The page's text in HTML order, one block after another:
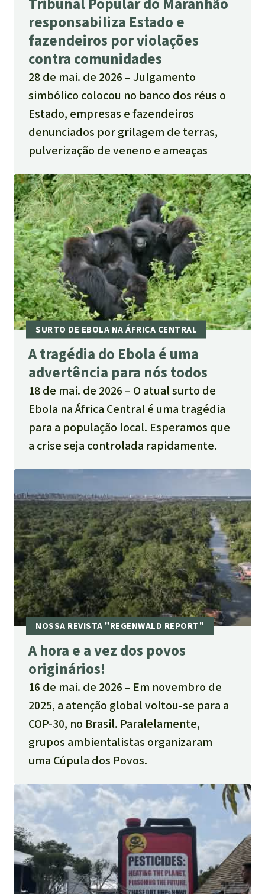
responsabiliza Estado e
fazendeiros por violações
contra comunidades
28 de mai. de 2026
Julgamento
simbólico colocou no banco dos réus o
Estado, empresas e fazendeiros
denunciados por grilagem de terras,
pulverização de veneno e ameaças
A tragédia do Ebola é uma
advertência para nós todos
18 de mai. de 2026
O atual surto de
Ebola na África Central é uma tragédia
para a população local. Esperamos que
a crise seja controlada rapidamente.
A hora e a vez dos povos
originários!
16 de mai. de 2026
Em novembro de
2025, a atenção global voltou-se para a
COP-30, no Brasil. Paralelamente,
grupos ambientalistas organizaram
uma Cúpula dos Povos.